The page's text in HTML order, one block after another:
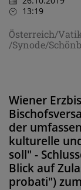
13:19
Österreich/
/Synode/
Wiener
der
kulturelle
soll" -
Blick auf
probati")